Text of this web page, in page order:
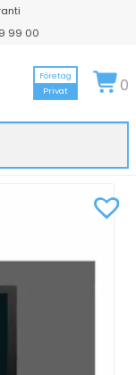
99 00
Företag
Privat
0